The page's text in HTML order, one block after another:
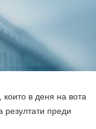
в деня на вота
резултати преди